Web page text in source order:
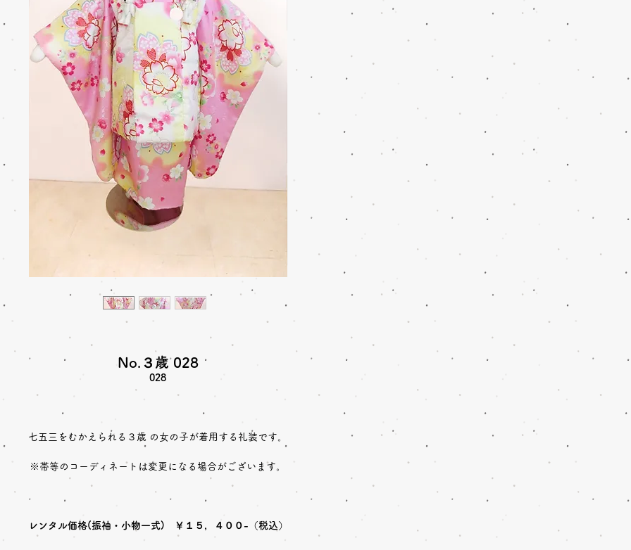
No.３歳 028
028
七五三をむかえられる３歳 の女の子が着用する礼装です。
※帯等のコーディネートは変更になる場合がございます。
レンタル価格(振袖・小物一式) ￥１５，４００-（税込）